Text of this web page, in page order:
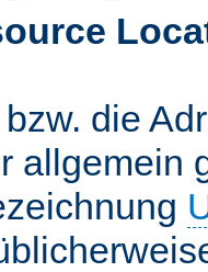
die
allgemein